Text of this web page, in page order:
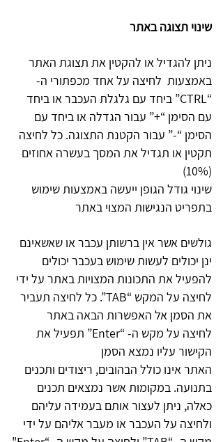
שינוי תצוגה באתר
ניתן להגדיל או להקטין את תצוגת האתר
באמצעות לחיצה על אחד מכפתורי ה-
“CTRL” ביחד עם גלגלת העכבר או ביחד
עם הסימן “+” עבור הגדלה או ביחד עם
הסימן “-” עבור הקטנת התצוגה. כל לחיצה
תקטין או תגדיל את המסך בעשרה אחוזים
(10%)
שינוי גודל הגופן ייעשה באמצעות שימוש
בתפריט הנגישות המצוי באתר
גולשים אשר אין ברשותן עכבר או שאשאינם
ינן יכולים לעשות שימוש בעכבר יכולים
להפעיל את התכונות המצויות באתר על ידי
לחיצה על המקש “TAB”. כל לחיצה תעביר
את הסמן אל האפשרות הבאה באתר
לחיצה על מקש ה- “Enter” תפעיל את
הקישור עליו נמצא הסמן
האתר אינו כולל הבהובים, ריצודים ותכנים
בתנועה. במקומות אשר נמצאים תכנים
כאלה, ניתן לעצור אותם בעמידה עליהם
ולחיצה על העכבר או מעבר אליהם על ידי